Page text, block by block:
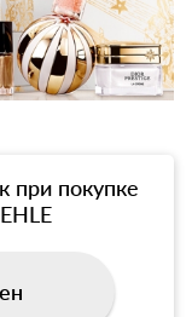
при покупке